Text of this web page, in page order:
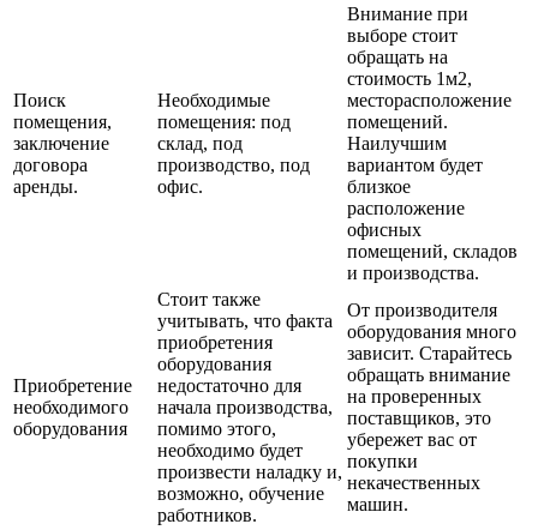
Поиск
помещения,
заключение
договора
аренды.
Необходимые
помещения: под
склад, под
производство, под
офис.
Внимание при
выборе стоит
обращать на
стоимость 1м2,
месторасположение
помещений.
Наилучшим
вариантом будет
близкое
расположение
офисных
помещений, складов
и производства.
Приобретение
необходимого
оборудования
Стоит также
учитывать, что факта
приобретения
оборудования
недостаточно для
начала производства,
помимо этого,
необходимо будет
произвести наладку и,
возможно, обучение
работников.
От производителя
оборудования много
зависит. Старайтесь
обращать внимание
на проверенных
поставщиков, это
убережет вас от
покупки
некачественных
машин.